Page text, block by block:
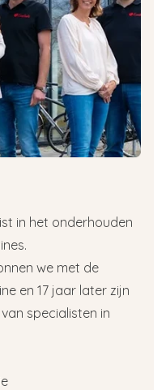
in het onderhouden
we met de
en 17 jaar later zijn
specialisten in